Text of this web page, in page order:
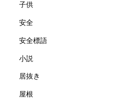
子供
安全
安全標語
小説
居抜き
屋根